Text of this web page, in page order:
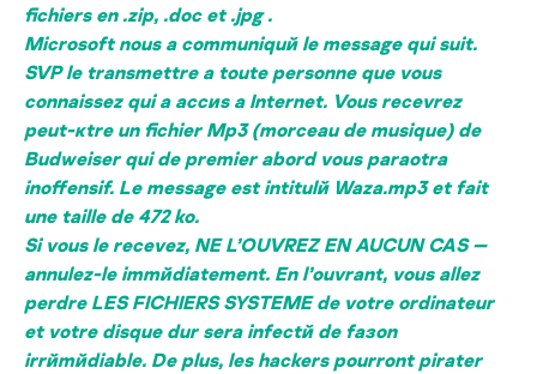
fichiers en .zip, .doc et .jpg .
Microsoft nous a communiquй le message qui suit.
SVP le transmettre а toute personne que vous
connaissez qui a accиs а Internet. Vous recevrez
peut-кtre un fichier Mp3 (morceau de musique) de
Budweiser qui de premier abord vous paraоtra
inoffensif. Le message est intitulй Waza.mp3 et fait
une taille de 472 ko.
Si vous le recevez, NE L’OUVREZ EN AUCUN CAS —
annulez-le immйdiatement. En l’ouvrant, vous allez
perdre LES FICHIERS SYSTEME de votre ordinateur
et votre disque dur sera infectй de faзon
irrйmйdiable. De plus, les hackers pourront pirater